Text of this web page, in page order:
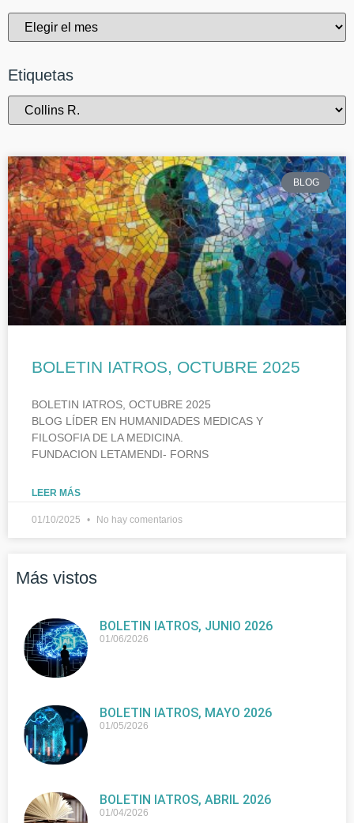
Etiquetas
BLOG
BOLETIN IATROS, OCTUBRE 2025
BOLETIN IATROS, OCTUBRE 2025
BLOG LÍDER EN HUMANIDADES MEDICAS Y
FILOSOFIA DE LA MEDICINA.
FUNDACION LETAMENDI- FORNS
LEER MÁS
01/10/2025 No hay comentarios
Más vistos
BOLETIN IATROS, JUNIO 2026
01/06/2026
BOLETIN IATROS, MAYO 2026
01/05/2026
BOLETIN IATROS, ABRIL 2026
01/04/2026